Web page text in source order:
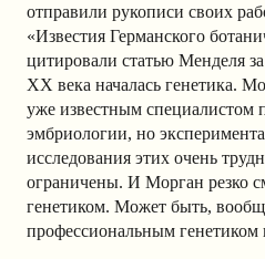
отправили рукописи своих
«Известия Германского
цитировали статью Менделя
XX века началась генетика.
уже известным специалистом
эмбриологии, но
исследования этих очень
ограничены. И Морган резко
генетиком. Может быть,
профессиональным генетиком